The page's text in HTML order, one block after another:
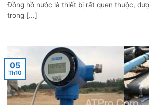
Đồng hồ nước là thiết bị rất quen thuộc,
trong [...]
05
Th10